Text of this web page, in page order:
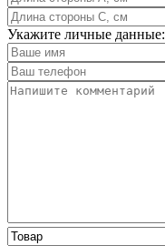
Укажите личные данные: